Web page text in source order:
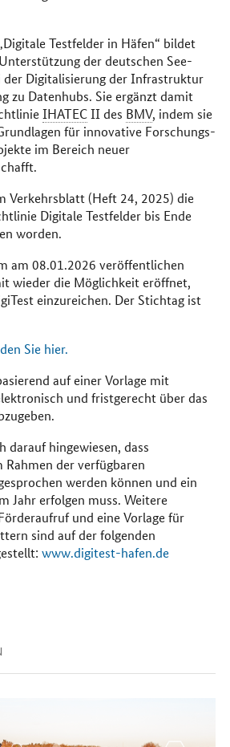
Testfelder in Häfen“ bildet
der deutschen See-
der Digitalisierung der Infrastruktur
zu Datenhubs. Sie ergänzt damit
IHATECII des BMV, indem sie
für innovative Forschungs-
im Bereich neuer
Verkehrsblatt (Heft 24, 2025) die
Digitale Testfelder bis Ende
worden.
am 08.01.2026 veröffentlichen
wieder die Möglichkeit eröffnet,
einzureichen. Der Stichtag ist
Sie hier.
auf einer Vorlage mit
und fristgerecht über das
darauf hingewiesen, dass
der verfügbaren
werden können und ein
Jahr erfolgen muss. Weitere
und eine Vorlage für
sind auf der folgenden
www.digitest-hafen.de